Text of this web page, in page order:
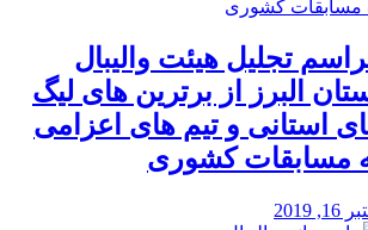
تجلیل هیئت والیبال
البرز از برترین های لیگ
استانی و تیم های اعزامی
مسابقات کشوری
2019